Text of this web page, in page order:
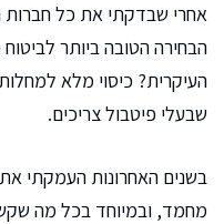
אחרי שבדקתי את כל חברות
העיקרית? כיסוי מלא
שבעלי פיטבול צריכים.
בשנים האחרונות העמקתי
מחמד, ובמיוחד בכל מה